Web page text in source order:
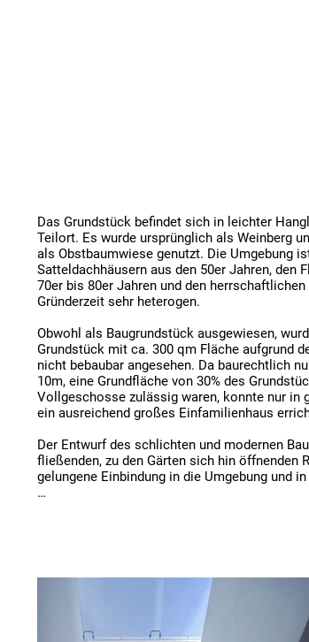
Das Grundstück befindet sich in leichter
Teilort. Es wurde ursprünglich als Weinberg
als Obstbaumwiese genutzt. Die Umgebung
Satteldachhäusern aus den 50er Jahren, den
70er bis 80er Jahren und den
Gründerzeit sehr heterogen.
Obwohl als Baugrundstück ausgewiesen,
Grundstück mit ca. 300 qm Fläche aufgrund
nicht bebaubar angesehen. Da baurechtlich
10m, eine Grundfläche von 30% des
Vollgeschosse zulässig waren, konnte nur in
ein ausreichend großes Einfamilienhaus
Der Entwurf des schlichten und modernen
fließenden, zu den Gärten sich hin öffnenden
gelungene Einbindung in die Umgebung und
und großen geschlossenen Wandflächen
seiner eigentlichen Größe baukörperlich gut in